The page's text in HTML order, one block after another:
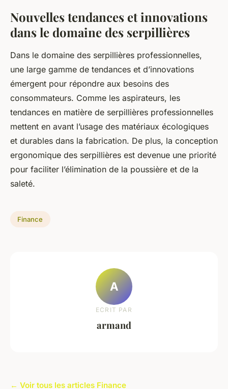
Nouvelles tendances et innovations
dans le domaine des serpillières
Dans le domaine des serpillières professionnelles,
une large gamme de tendances et d’innovations
émergent pour répondre aux besoins des
consommateurs. Comme les aspirateurs, les
tendances en matière de serpillières professionnelles
mettent en avant l’usage des matériaux écologiques
et durables dans la fabrication. De plus, la conception
ergonomique des serpillières est devenue une priorité
pour faciliter l’élimination de la poussière et de la
saleté.
Finance
A
ECRIT PAR
armand
← Voir tous les articles Finance